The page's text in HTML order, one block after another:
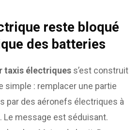
reste bloqué
des batteries
taxis électriques s’est construit
simple : remplacer une partie
par des aéronefs électriques à
Le message est séduisant.